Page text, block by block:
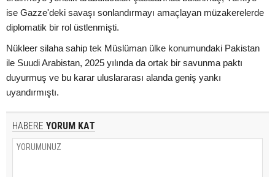
ise Gazze'deki savaşı sonlandırmayı amaçlayan müzakerelerde
diplomatik bir rol üstlenmişti.
Nükleer silaha sahip tek Müslüman ülke konumundaki Pakistan
ile Suudi Arabistan, 2025 yılında da ortak bir savunma paktı
duyurmuş ve bu karar uluslararası alanda geniş yankı
uyandırmıştı.
HABERE YORUM KAT